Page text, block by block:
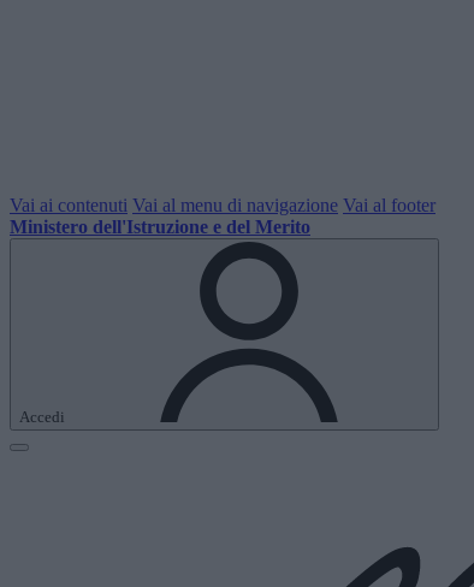
Vai ai contenuti Vai al menu di navigazione Vai al footer
Ministero dell'Istruzione e del Merito
Accedi